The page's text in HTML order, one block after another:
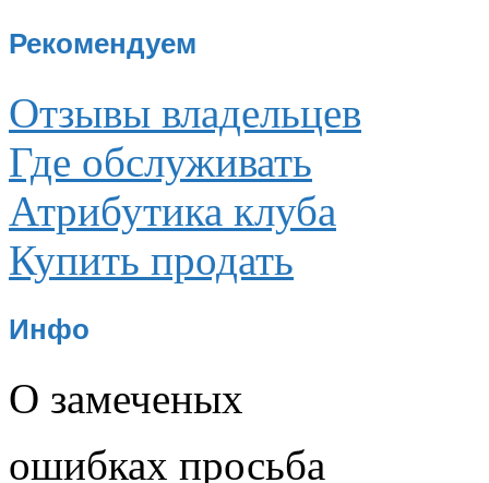
Рекомендуем
Отзывы владельцев
Где обслуживать
Атрибутика клуба
Купить продать
Инфо
О замеченых
ошибках просьба